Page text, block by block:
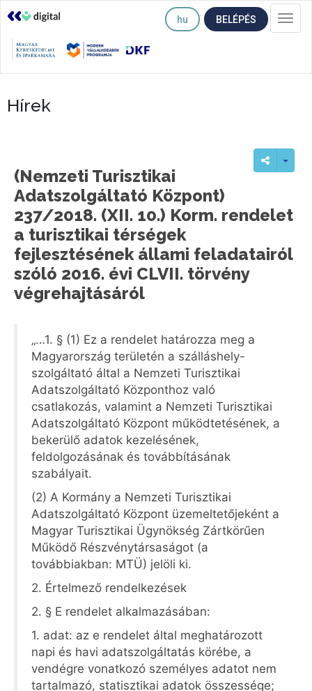
hu BELÉPÉS
Hírek
(Nemzeti Turisztikai
Adatszolgáltató Központ)
237/2018. (XII. 10.) Korm. rendelet
a turisztikai térségek
fejlesztésének állami feladatairól
szóló 2016. évi CLVII. törvény
végrehajtásáról
„…1. § (1) Ez a rendelet határozza meg a
Magyarország területén a szálláshely-
szolgáltató által a Nemzeti Turisztikai
Adatszolgáltató Központhoz való
csatlakozás, valamint a Nemzeti Turisztikai
Adatszolgáltató Központ működtetésének, a
bekerülő adatok kezelésének,
feldolgozásának és továbbításának
szabályait.
(2) A Kormány a Nemzeti Turisztikai
Adatszolgáltató Központ üzemeltetőjeként a
Magyar Turisztikai Ügynökség Zártkörűen
Működő Részvénytársaságot (a
továbbiakban: MTÜ) jelöli ki.
2. Értelmező rendelkezések
2. § E rendelet alkalmazásában:
1. adat: az e rendelet által meghatározott
napi és havi adatszolgáltatás körébe, a
vendégre vonatkozó személyes adatot nem
tartalmazó, statisztikai adatok összessége;